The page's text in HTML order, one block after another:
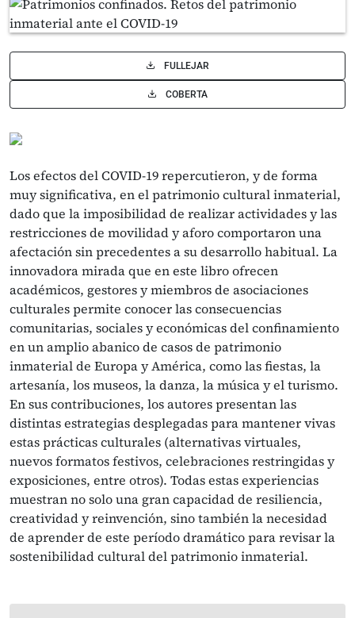
FULLEJAR
COBERTA
Los efectos del COVID-19 repercutieron, y de forma
muy significativa, en el patrimonio cultural inmaterial,
dado que la imposibilidad de realizar actividades y las
restricciones de movilidad y aforo comportaron una
afectación sin precedentes a su desarrollo habitual. La
innovadora mirada que en este libro ofrecen
académicos, gestores y miembros de asociaciones
culturales permite conocer las consecuencias
comunitarias, sociales y económicas del confinamiento
en un amplio abanico de casos de patrimonio
inmaterial de Europa y América, como las fiestas, la
artesanía, los museos, la danza, la música y el turismo.
En sus contribuciones, los autores presentan las
distintas estrategias desplegadas para mantener vivas
estas prácticas culturales (alternativas virtuales,
nuevos formatos festivos, celebraciones restringidas y
exposiciones, entre otros). Todas estas experiencias
muestran no solo una gran capacidad de resiliencia,
creatividad y reinvención, sino también la necesidad
de aprender de este período dramático para revisar la
sostenibilidad cultural del patrimonio inmaterial.